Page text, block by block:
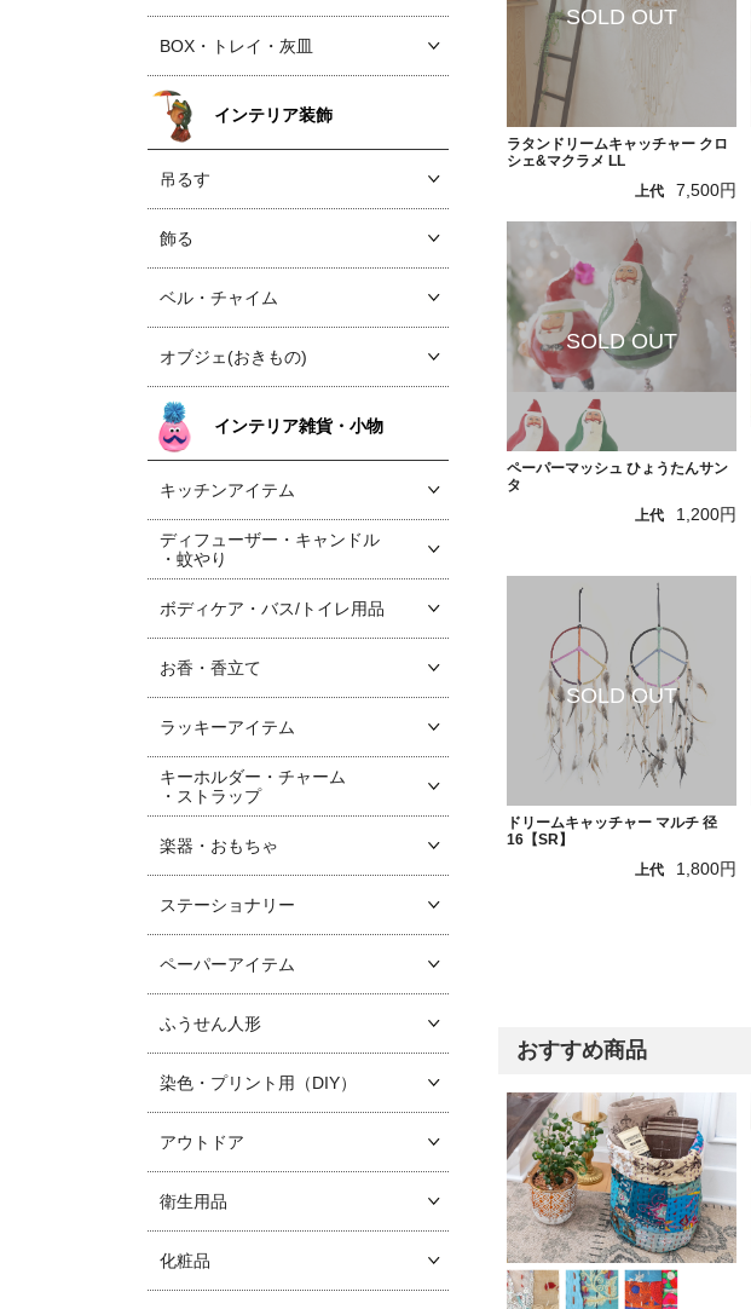
ラタンドリームキャッチャー クロ
シェ&マクラメ LL
上代
7,500円
ペーパーマッシュ ひょうたんサン
タ
上代
1,200円
ドリームキャッチャー マルチ 径
16【SR】
上代
1,800円
おすすめ商品
BOX・トレイ・灰皿
インテリア装飾
吊るす
飾る
ベル・チャイム
オブジェ(おきもの)
インテリア雑貨・小物
キッチンアイテム
ディフューザー・キャンドル
・蚊やり
ボディケア・バス/トイレ用品
お香・香立て
ラッキーアイテム
キーホルダー・チャーム
・ストラップ
楽器・おもちゃ
ステーショナリー
ペーパーアイテム
ふうせん人形
染色・プリント用（DIY）
アウトドア
衛生用品
化粧品